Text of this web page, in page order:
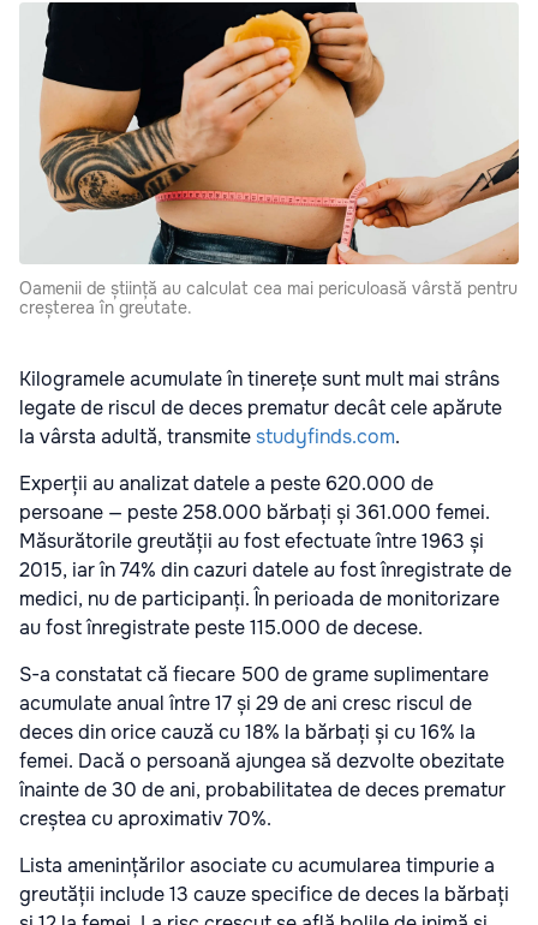
Oamenii de știință au calculat cea mai periculoasă vârstă pentru
creșterea în greutate.
Kilogramele acumulate în tinerețe sunt mult mai strâns
legate de riscul de deces prematur decât cele apărute
la vârsta adultă, transmitestudyfinds.com.
Experții au analizat datele a peste 620.000 de
persoane — peste 258.000 bărbați și 361.000 femei.
Măsurătorile greutății au fost efectuate între 1963 și
2015, iar în 74% din cazuri datele au fost înregistrate de
medici, nu de participanți. În perioada de monitorizare
au fost înregistrate peste 115.000 de decese.
S-a constatat că fiecare 500 de grame suplimentare
acumulate anual între 17 și 29 de ani cresc riscul de
deces din orice cauză cu 18% la bărbați și cu 16% la
femei. Dacă o persoană ajungea să dezvolte obezitate
înainte de 30 de ani, probabilitatea de deces prematur
creștea cu aproximativ 70%.
Lista amenințărilor asociate cu acumularea timpurie a
greutății include 13 cauze specifice de deces la bărbați